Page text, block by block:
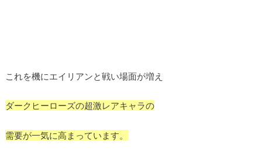
これを機にエイリアンと戦い場面が増え
ダークヒーローズの超激レアキャラの
需要が一気に高まっています。